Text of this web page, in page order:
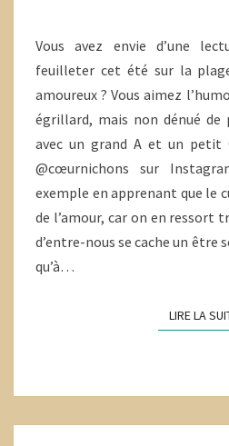
Vous avez envie d’une
feuilleter cet été sur la
amoureux ? Vous aimez
égrillard, mais non dénué de
avec un grand A et un petit
@cœurnichons sur
exemple en apprenant que le
de l’amour, car on en ressort
d’entre-nous se cache un être
qu’à…
LIRE LA